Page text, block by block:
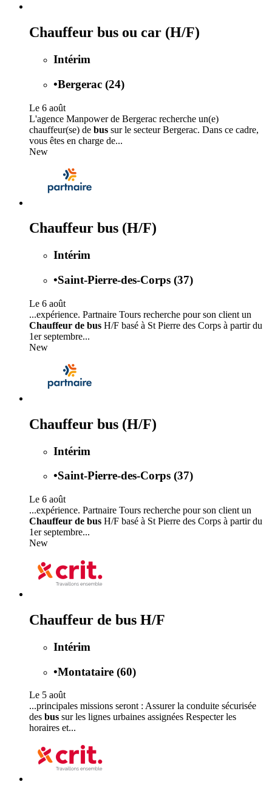
Chauffeur bus ou car (H/F)
Intérim
•Bergerac (24)
Le 6 août
L'agence Manpower de Bergerac recherche un(e)
chauffeur(se) de bus sur le secteur Bergerac. Dans ce cadre,
vous êtes en charge de...
New
Chauffeur bus (H/F)
Intérim
•Saint-Pierre-des-Corps (37)
Le 6 août
...expérience. Partnaire Tours recherche pour son client un
Chauffeur de bus H/F basé à St Pierre des Corps à partir du
1er septembre...
New
Chauffeur bus (H/F)
Intérim
•Saint-Pierre-des-Corps (37)
Le 6 août
...expérience. Partnaire Tours recherche pour son client un
Chauffeur de bus H/F basé à St Pierre des Corps à partir du
1er septembre...
New
Chauffeur de bus H/F
Intérim
•Montataire (60)
Le 5 août
...principales missions seront : Assurer la conduite sécurisée
des bus sur les lignes urbaines assignées Respecter les
horaires et...